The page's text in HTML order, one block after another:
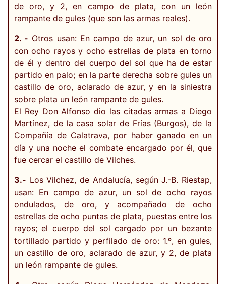
de oro, y 2, en campo de plata, con un león
rampante de gules (que son las armas reales).
2. - Otros usan: En campo de azur, un sol de oro
con ocho rayos y ocho estrellas de plata en torno
de él y dentro del cuerpo del sol que ha de estar
partido en palo; en la parte derecha sobre gules un
castillo de oro, aclarado de azur, y en la siniestra
sobre plata un león rampante de gules.
El Rey Don Alfonso dio las citadas armas a Diego
Martínez, de la casa solar de Frías (Burgos), de la
Compañía de Calatrava, por haber ganado en un
día y una noche el combate encargado por él, que
fue cercar el castillo de Vilches.
3.- Los Vilchez, de Andalucía, según J.-B. Riestap,
usan: En campo de azur, un sol de ocho rayos
ondulados, de oro, y acompañado de ocho
estrellas de ocho puntas de plata, puestas entre los
rayos; el cuerpo del sol cargado por un bezante
tortillado partido y perfilado de oro: 1.º, en gules,
un castillo de oro, aclarado de azur, y 2, de plata
un león rampante de gules.